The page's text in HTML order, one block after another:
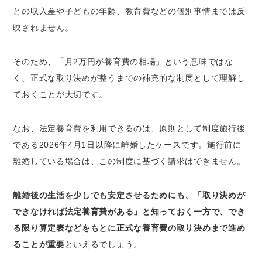
との収入差や子どもの年齢、教育費などの個別事情までは反
映されません。
そのため、「月2万円が養育費の相場」という意味ではな
く、正式な取り決めが整うまでの補充的な制度として理解し
ておくことが大切です。
なお、法定養育費を利用できるのは、原則として制度施行後
である2026年4月1日以降に離婚したケースです。施行前に
離婚している場合は、この制度に基づく請求はできません。
離婚後の生活を少しでも安定させるためにも、「取り決めが
できなければ法定養育費がある」と知っておく一方で、でき
る限り算定表などをもとに正式な養育費の取り決めまで進め
ることが重要といえるでしょう。